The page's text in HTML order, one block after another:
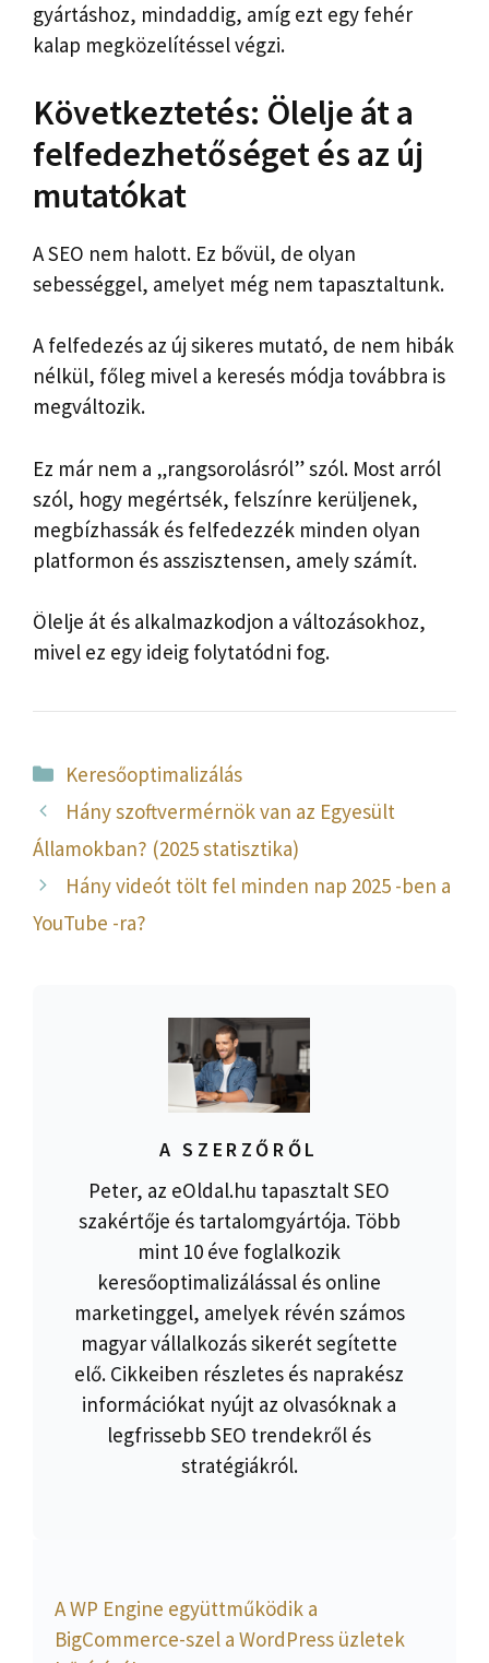
gyártáshoz, mindaddig, amíg ezt egy fehér
kalap megközelítéssel végzi.
Következtetés: Ölelje át a
felfedezhetőséget és az új
mutatókat
A SEO nem halott. Ez bővül, de olyan
sebességgel, amelyet még nem tapasztaltunk.
A felfedezés az új sikeres mutató, de nem hibák
nélkül, főleg mivel a keresés módja továbbra is
megváltozik.
Ez már nem a „rangsorolásról” szól. Most arról
szól, hogy megértsék, felszínre kerüljenek,
megbízhassák és felfedezzék minden olyan
platformon és asszisztensen, amely számít.
Ölelje át és alkalmazkodjon a változásokhoz,
mivel ez egy ideig folytatódni fog.
Kategória
Keresőoptimalizálás
Hány szoftvermérnök van az Egyesült
Államokban? (2025 statisztika)
Hány videót tölt fel minden nap 2025 -ben a
YouTube -ra?
A SZERZŐRŐL
Peter, az eOldal.hu tapasztalt SEO
szakértője és tartalomgyártója. Több
mint 10 éve foglalkozik
keresőoptimalizálással és online
marketinggel, amelyek révén számos
magyar vállalkozás sikerét segítette
elő. Cikkeiben részletes és naprakész
információkat nyújt az olvasóknak a
legfrissebb SEO trendekről és
stratégiákról.
A WP Engine együttműködik a
BigCommerce-szel a WordPress üzletek